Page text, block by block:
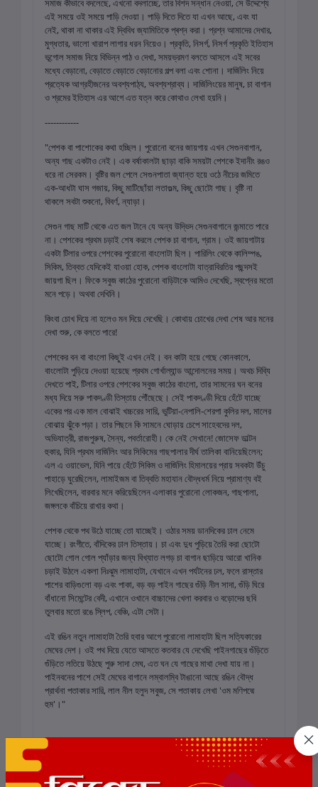
সমাজ কীভাবে বদলেছে, এখনো বদলাচ্ছে, তার বিশদ সন্ধান নেওয়া, সে উদ্দেশ্যে
এই সময়ে ওই সময়ে পাড়ি দেওয়া। পাড়ি দিতে দিতে যা এখন আছে, এবং যা
নেই, থাকা না থাকার এই দ্বিবিধ জ্যামিতিকে প্ৰশ্ন করা। প্রশ্ন আমাদের দেখার,
মুগ্ধতার, ভালো খারাপ লাগার ধরন নিয়েও। প্রকৃতি, নিসর্গ, নিসর্গ প্রকৃতি ইতিহাস
ভূগোল সমাজ নিয়ে বিভিন্ন পাঠ ও দেখা, সময়ভ্রমণ বলতে আসলে এই সবের
মধ্যে বেড়ানো, বেড়াতে বেড়াতে বেড়ানোর গল্প বলা এবং শোনা। দার্জিলিং নিয়ে
প্রত্যেক আগ্রহীজনের অবশ্যপাঠ্য, অবশ্যশ্রাব্য। দার্জিলিংয়ের মানুষ, চা বাগান
ও শ্রমের ইতিহাস এর আগে এত যত্ন করে কোথাও লেখা হয়নি।
------------
"পেশক বা পাশোকের কথা হচ্ছিল। পুরোনো বনের জায়গায় এখন সেগুনবাগান,
অন্য গাছ একটাও নেই। এক বর্ষাকালটা ছাড়া বাকি সময়টা পেশকে ইদানীং রঙও
ধরে না সেরকম। বৃষ্টির জল পেলে সেগুনপাতা জ্যান্ত হয়ে ওঠে নীচের জমিতে
এক-আধটা ঘাস গজায়, কিছু মাটিছোঁয়া লতাগুল্ম, কিছু ছোটো গাছ। বৃষ্টি না
থাকলে সবটা শুকনো, বিবর্ণ, ন্যাড়া।
সেগুন গাছ মাটি থেকে এত জল টানে যে অন্য উদ্ভিদ সেগুনবাগানে জন্মাতে পারে
না। পেশকের প্রথম চড়াই শেষ করলে পেশক চা বাগান, গ্রাম। ওই জায়গাটায়
একটা টিলার ওপরে পেশকের পুরোনো বাংলোটা ছিল। পারিলিং থেকে কালিম্পঙ,
সিকিম, তিব্বত যেদিকেই যাওয়া হোক, পেশক বাংলোটা যাত্রাবিরতির পছন্দসই
জায়গা ছিল। ফিকে সবুজ কাঠের পুরোনো বাড়িটাকে আমিও দেখেছি, স্বপ্নের মতো
মনে পড়ে। অথবা দেখিনি।
কিংবা চোখ দিয়ে না হলেও মন দিয়ে দেখেছি। কোথায় চোখের দেখা শেষ আর মনের
দেখা শুরু, কে বলতে পারে!
পেশকের বন বা বাংলো কিছুই এখন নেই। বন কাটা হয়ে গেছে কোনকালে,
বাংলোটা পুড়িয়ে দেওয়া হয়েছে প্রথম গোর্খাল্যান্ড আন্দোলনের সময়। অথচ দিব্যি
দেখতে পাই, টিলার ওপরে পেশকের সবুজ কাঠের বাংলো, তার সামনের ঘন বনের
মধ্য দিয়ে সরু পাকদণ্ডী তিস্তায় পৌঁছেছে। সেই পাকদণ্ডী দিয়ে হেঁটে যাচ্ছে
একের পর এক মাল বোঝাই খচ্চরের সারি, ভুটিয়া-নেপালি-শেরপা কুলির দল, মালের
বোঝায় ঝুঁকে পড়া। তার পিছনে কি সামনে ঘোড়ায় চেপে সাহেবদের দল,
অভিযাত্রী, রাজপুরুষ, সৈন্য, পবর্তারোহী। কে নেই সেখানে! জোসেফ ডাল্টন
হুকার, যিনি প্রথম দার্জিলিং আর সিকিমের গাছপালার দীর্ঘ তালিকা বানিয়েছিলেন;
এল এ ওয়াভেল, যিনি পায়ে হেঁটে সিকিম ও দার্জিলিং হিমালয়ের প্রায় সবকটা উঁচু
পাহাড়ে ঘুরেছিলেন, লামাইজম বা তিব্বতি মহাযান বৌদ্ধধর্ম নিয়ে প্রামাণ্য বই
লিখেছিলেন, বারবার মনে করিয়েছিলেন এলাকার পুরোনো লোকজন, গাছপালা,
জঙ্গলকে বাঁচিয়ে রাখার কথা।
পেশক থেকে পথ উঠে যাচ্ছে তো যাচ্ছেই। ওঠার সময় ডানদিকের ঢাল নেমে
যাচ্ছে। রংগীতে, বাঁদিকের ঢাল তিস্তায়। চা এবং দুধ পুড়িয়ে তৈরি করা ছোটো
ছোটো গোল গোল প্যাঁড়ার জন্য বিখ্যাত লগড় চা বাগান ছাড়িয়ে আরো খানিক
চড়াই উঠলে একলা নিঃঝুম লামাহাটা, যেখানে এখন পর্যটনের ঢল, ফলে রাস্তার
পাশের বাড়িগুলো বড় এবং পাকা, বড় বড় পাইন গাছের গুঁড়ি নীল সাদা, গুঁড়ি ঘিরে
বাঁধানো সিমেন্টের বেদী, এখানে ওখানে বাচ্চাদের খেলা করবার ও বড়োদের ছবি
তুলবার মতো রঙে স্লিপ, বেঞ্চি, এটা সেটা।
এই রঙিন নতুন লামাহাটা তৈরি হবার আগে পুরোনো লামাহাটা ছিল সত্যিকারের
মেঘের দেশ। ওই পথ দিয়ে যেতে আসতে কতবার যে দেখেছি পাইনগাছের গুঁড়িতে
গুঁড়িতে লতিয়ে উঠছে পুরু সাদা মেঘ, এত ঘন যে গাছের মাথা দেখা যায় না।
পাইনবনের পাশে সেই মেঘের বাগানে লম্বালম্বি টাঙানো আছে রঙিন বৌদ্ধ
প্রার্থনা পতাকার সারি, লাল নীল হলুদ সবুজ, সে পতাকায় লেখা 'ওম মণিপদ্মে
হুম'।"